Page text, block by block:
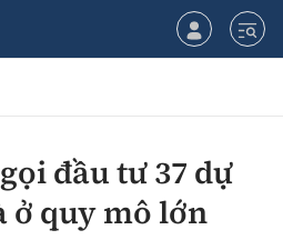
đầu tư 37 dự
ở quy mô lớn